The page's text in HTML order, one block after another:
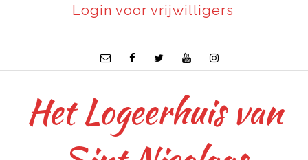
Login voor vrijwilligers
Het Logeerhuis van